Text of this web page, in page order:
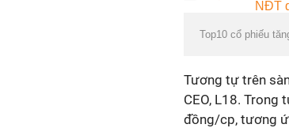
Top10 cổ phiếu
Tương tự trên
CEO, L18. Trong
đồng/cp, tương